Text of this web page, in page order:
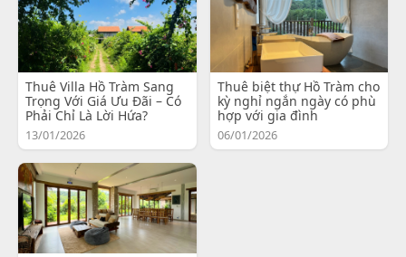
Thuê Villa Hồ Tràm Sang
Trọng Với Giá Ưu Đãi – Có
Phải Chỉ Là Lời Hứa?
13/01/2026
Thuê biệt thự Hồ Tràm cho
kỳ nghỉ ngắn ngày có phù
hợp với gia đình
06/01/2026